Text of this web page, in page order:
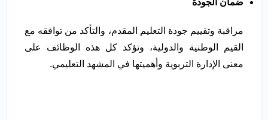
مراقبة وتقييم جودة التعليم المقدم، والتأكد من توافقه مع
القيم الوطنية والدولية، وتؤكد كل هذه الوظائف على
معنى الإدارة التربوية وأهميتها في المشهد التعليمي.